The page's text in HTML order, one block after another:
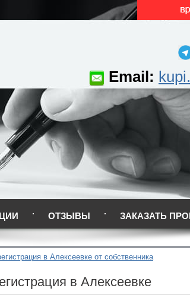
Email:
ОТЗЫВЫ ЗАКАЗАТЬ
в Алексеевке от собственника
в Алексеевке